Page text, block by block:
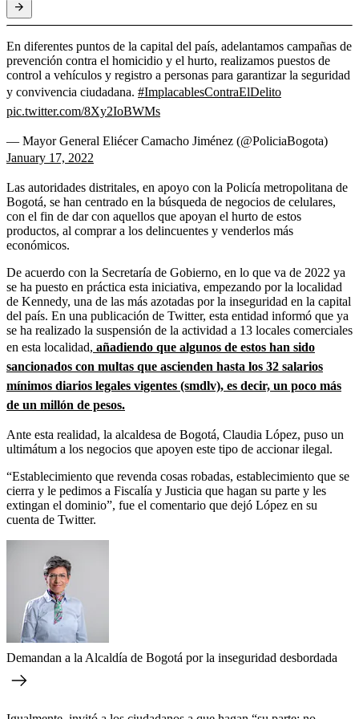
En diferentes puntos de la capital del país, adelantamos campañas de
prevención contra el homicidio y el hurto, realizamos puestos de
control a vehículos y registro a personas para garantizar la seguridad
y convivencia ciudadana. #ImplacablesContraElDelito
pic.twitter.com/8Xy2IoBWMs
— Mayor General Eliécer Camacho Jiménez (@PoliciaBogota)
January 17, 2022
Las autoridades distritales, en apoyo con la Policía metropolitana de
Bogotá, se han centrado en la búsqueda de negocios de celulares,
con el fin de dar con aquellos que apoyan el hurto de estos
productos, al comprar a los delincuentes y venderlos más
económicos.
De acuerdo con la Secretaría de Gobierno, en lo que va de 2022 ya
se ha puesto en práctica esta iniciativa, empezando por la localidad
de Kennedy, una de las más azotadas por la inseguridad en la capital
del país. En una publicación de Twitter, esta entidad informó que ya
se ha realizado la suspensión de la actividad a 13 locales comerciales
en esta localidad, añadiendo que algunos de estos han sido
sancionados con multas que ascienden hasta los 32 salarios
mínimos diarios legales vigentes (smdlv), es decir, un poco más
de un millón de pesos.
Ante esta realidad, la alcaldesa de Bogotá, Claudia López, puso un
ultimátum a los negocios que apoyen este tipo de accionar ilegal.
“Establecimiento que revenda cosas robadas, establecimiento que se
cierra y le pedimos a Fiscalía y Justicia que hagan su parte y les
extingan el dominio”, fue el comentario que dejó López en su
cuenta de Twitter.
Demandan a la Alcaldía de Bogotá por la inseguridad desbordada